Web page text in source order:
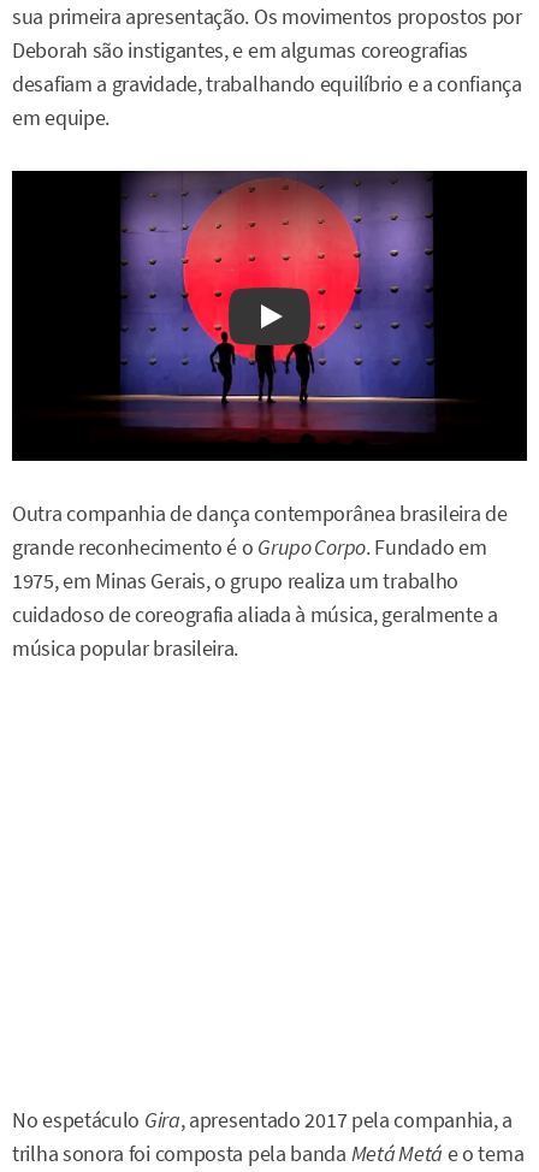
sua primeira apresentação. Os movimentos propostos por
Deborah são instigantes, e em algumas coreografias
desafiam a gravidade, trabalhando equilíbrio e a confiança
em equipe.
Watch on YouTube
Outra companhia de dança contemporânea brasileira de
grande reconhecimento é o Grupo Corpo. Fundado em
1975, em Minas Gerais, o grupo realiza um trabalho
cuidadoso de coreografia aliada à música, geralmente a
música popular brasileira.
No espetáculo Gira, apresentado 2017 pela companhia, a
trilha sonora foi composta pela banda Metá Metá e o tema